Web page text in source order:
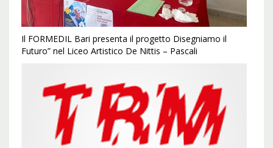
Il FORMEDIL Bari presenta il progetto Disegniamo il
Futuro” nel Liceo Artistico De Nittis – Pascali